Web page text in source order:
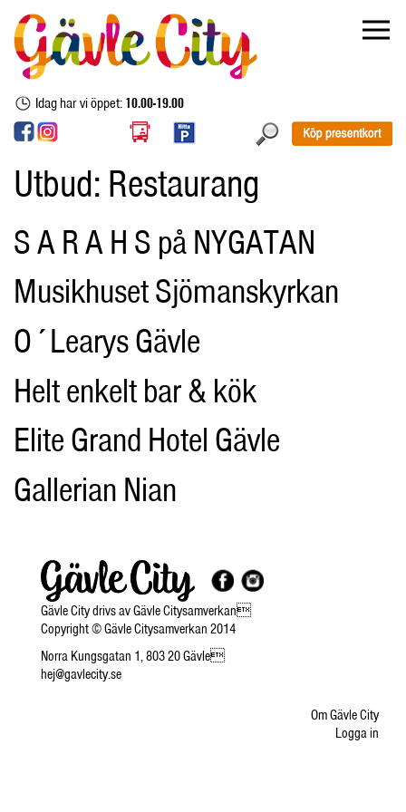
Idag har vi öppet:10.00-19.00
Utbud: Restaurang
S A R A H S på NYGATAN
Musikhuset Sjömanskyrkan
O´Learys Gävle
Helt enkelt bar & kök
Elite Grand Hotel Gävle
Gallerian Nian
Gävle City drivs av Gävle Citysamverkan
Copyright © Gävle Citysamverkan 2014
Norra Kungsgatan 1, 803 20 Gävle
hej@gavlecity.se
Om Gävle City
Logga in